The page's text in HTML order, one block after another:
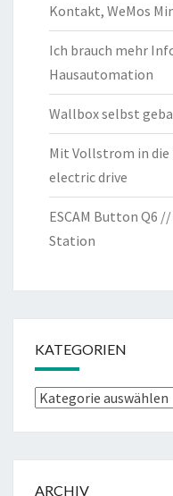
Kontakt, WeMos
Ich brauch mehr
Hausautomation
Wallbox selbst
Mit Vollstrom in
electric drive
ESCAM Button Q6
Station
KATEGORIEN
Kategorien
ARCHIV